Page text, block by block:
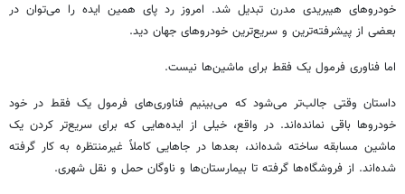
خودروهای هیبریدی مدرن تبدیل شد. امروز رد پای همین ایده را می‌توان در
بعضی از پیشرفته‌ترین و سریع‌ترین خودروهای جهان دید.
اما فناوری فرمول یک فقط برای ماشین‌ها نیست.
داستان وقتی جالب‌تر می‌شود که می‌بینیم فناوری‌های فرمول یک فقط در خود
خودروها باقی نمانده‌اند. در واقع، خیلی از ایده‌هایی که برای سریع‌تر کردن یک
ماشین مسابقه ساخته شده‌اند، بعدها در جاهایی کاملاً غیرمنتظره به کار گرفته
شده‌اند. از فروشگاه‌ها گرفته تا بیمارستان‌ها و ناوگان حمل‌ و نقل شهری.